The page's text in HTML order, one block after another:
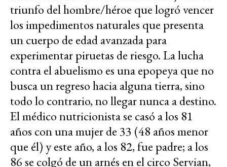
triunfo del hombre/héroe que logró vencer
los impedimentos naturales que presenta
un cuerpo de edad avanzada para
experimentar piruetas de riesgo. La lucha
contra el abuelismo es una epopeya que no
busca un regreso hacia alguna tierra, sino
todo lo contrario, no llegar nunca a destino.
El médico nutricionista se casó a los 81
años con una mujer de 33 (48 años menor
que él) y este año, a los 82, fue padre; a los
86 se colgó de un arnés en el circo Servian,